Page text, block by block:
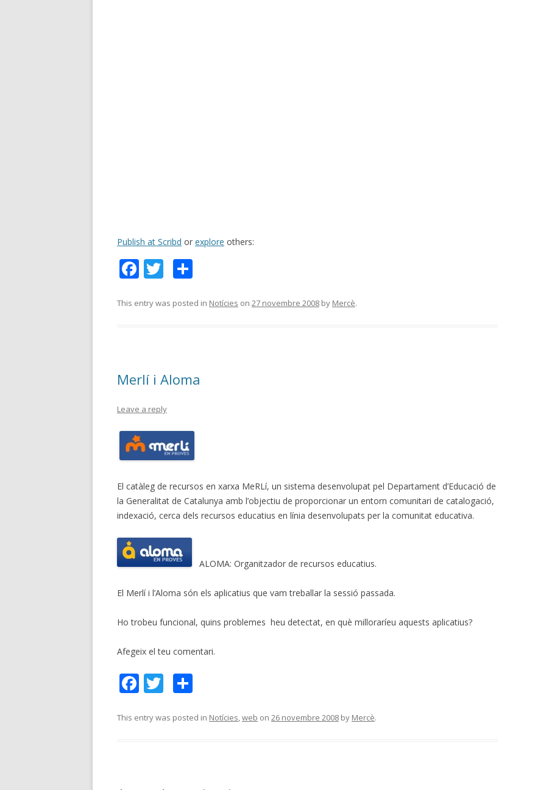
Publish at Scribd or explore others:
F
e
k
T
itt m
ix
This entry was posted in Notícies on 27 novembre 2008 by Mercè.
Merlí i Aloma
Leave a reply
El catàleg de recursos en xarxa MeRLí, un sistema desenvolupat pel Departament d’Educació de
la Generalitat de Catalunya amb l’objectiu de proporcionar un entorn comunitari de catalogació,
indexació, cerca dels recursos educatius en línia desenvolupats per la comunitat educativa.
ALOMA: Organitzador de recursos educatius.
El Merlí i l’Aloma són els aplicatius que vam treballar la sessió passada.
Ho trobeu funcional, quins problemes heu detectat, en què milloraríeu aquests aplicatius?
Afegeix el teu comentari.
F
e
T
itt m
This entry was posted in Notícies,web on 26 novembre 2008 by Mercè.